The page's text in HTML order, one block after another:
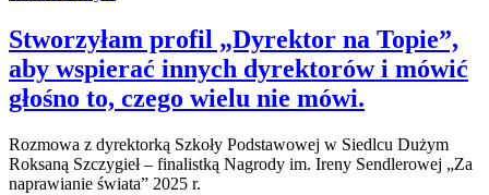
Stworzyłam profil „Dyrektor na Topie”,
aby wspierać innych dyrektorów i mówić
głośno to, czego wielu nie mówi.
Rozmowa z dyrektorką Szkoły Podstawowej w Siedlcu Dużym
Roksaną Szczygieł – finalistką Nagrody im. Ireny Sendlerowej „Za
naprawianie świata” 2025 r.